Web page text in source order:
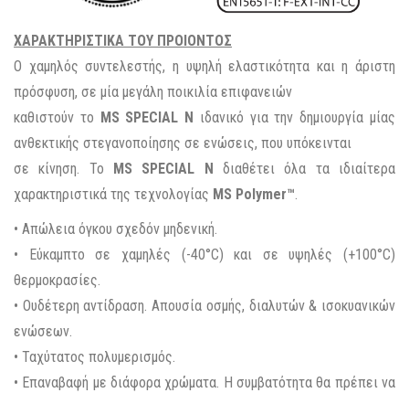
ΧΑΡΑΚΤΗΡΙΣΤΙΚΑ ΤΟΥ ΠΡΟΙΟΝΤΟΣ
Ο χαμηλός συντελεστής, η υψηλή ελαστικότητα και η άριστη
πρόσφυση, σε μία μεγάλη ποικιλία επιφανειών
καθιστούν το MS SPECIAL N ιδανικό για την δημιουργία μίας
ανθεκτικής στεγανοποίησης σε ενώσεις, που υπόκεινται
σε κίνηση. Το
MS SPECIAL N
διαθέτει όλα τα ιδιαίτερα
χαρακτηριστικά της τεχνολογίας MS Polymer™.
• Απώλεια όγκου σχεδόν μηδενική.
• Εύκαμπτο σε χαμηλές (-40°C) και σε υψηλές (+100°C)
θερμοκρασίες.
• Ουδέτερη αντίδραση. Απουσία οσμής, διαλυτών & ισοκυανικών
ενώσεων.
• Ταχύτατος πολυμερισμός.
• Επαναβαφή με διάφορα χρώματα. Η συμβατότητα θα πρέπει να